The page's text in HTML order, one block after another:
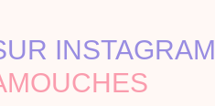
INSTAGRAM